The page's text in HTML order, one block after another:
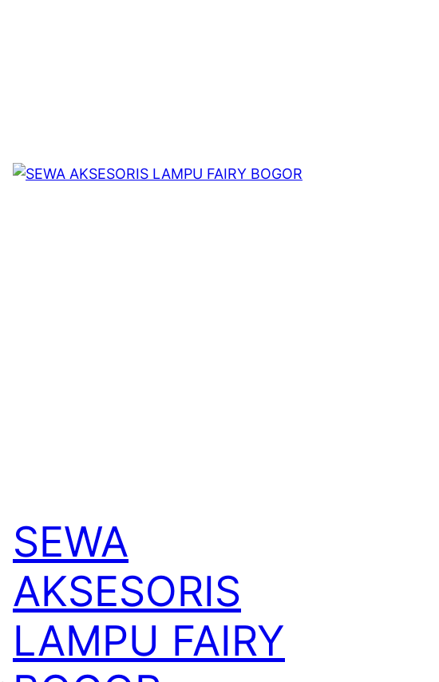
SEWA
AKSESORIS
LAMPU FAIRY